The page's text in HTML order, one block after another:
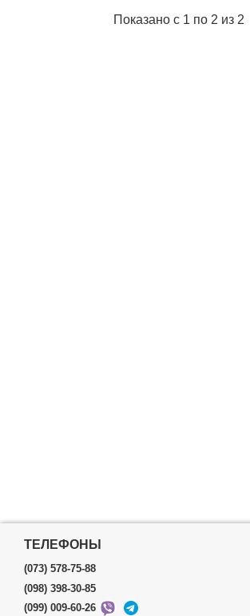
Показано с 1 по 2 из 2
ТЕЛЕФОНЫ
(073) 578-75-88
(098) 398-30-85
(099) 009-60-26